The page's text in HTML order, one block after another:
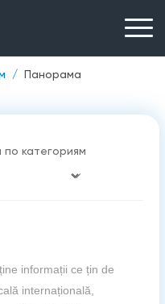
Панорама
категориям
informații ce țin de
internațională,